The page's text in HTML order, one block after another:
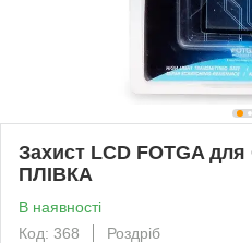
Захист LCD FOTGA
ПЛІВКА
В наявності
Код: 368
Роздріб